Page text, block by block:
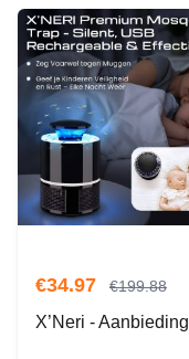
€34.97 €199.88
X’Neri - Aanbieding